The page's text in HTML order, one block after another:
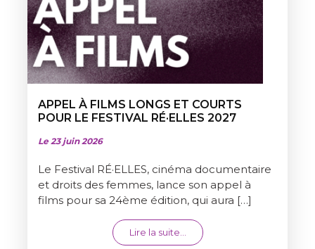
APPEL À FILMS LONGS ET COURTS
POUR LE FESTIVAL RÉ·ELLES 2027
Le 23 juin 2026
Le Festival RÉ·ELLES, cinéma documentaire
et droits des femmes, lance son appel à
films pour sa 24ème édition, qui aura […]
Lire la suite… from APPEL À FILMS